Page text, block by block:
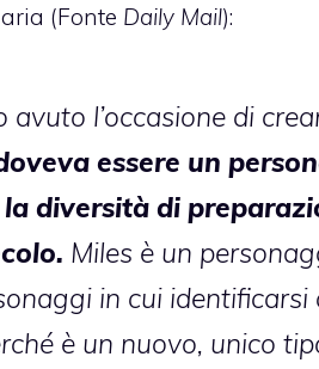
(Fonte Daily Mail):
avuto l’occasione di
essere un
diversità di
Miles è un
in cui identificarsi
è un nuovo, unico